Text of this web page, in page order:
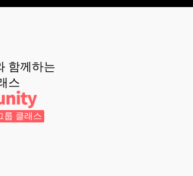
함께하는
스
룹 클래스